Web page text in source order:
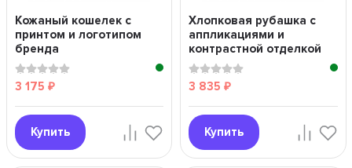
Кожаный кошелек с
принтом и логотипом
бренда
3 175 ₽
Купить
Хлопковая рубашка с
аппликациями и
контрастной отделкой
3 835 ₽
Купить